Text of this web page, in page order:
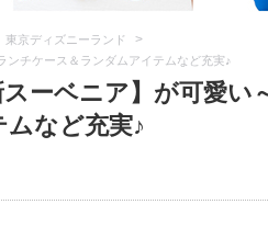
東京ディズニーランド >
ンチケース＆ランダムアイテムなど充実♪
ーベニア】が可愛い
など充実♪